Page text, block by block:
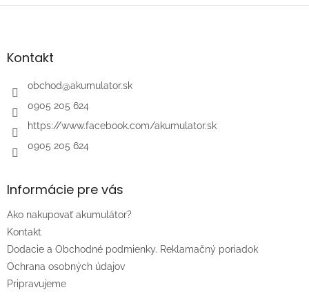
Z
äKontakt
obchod@akumulator.sk
0905 205 624
https://www.facebook.com/akumulator.sk
0905 205 624
Informácie pre vás
Ako nakupovať akumulátor?
Kontakt
Dodacie a Obchodné podmienky. Reklamačný poriadok
Ochrana osobných údajov
Pripravujeme